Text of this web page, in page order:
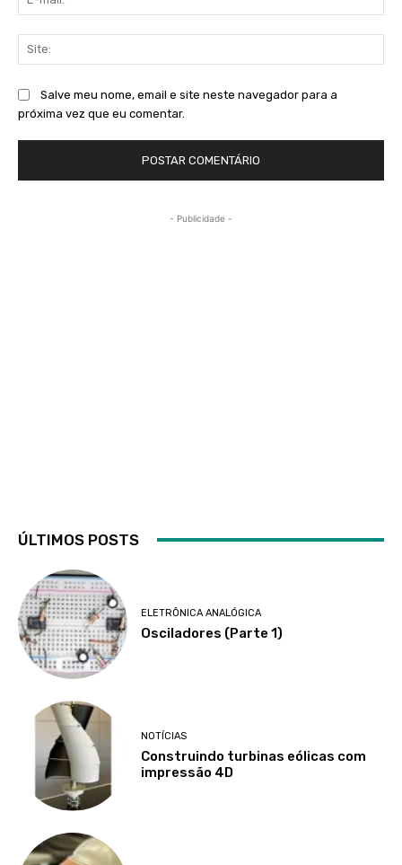
Salve meu nome, email e site neste navegador para a
próxima vez que eu comentar.
- Publicidade -
ÚLTIMOS POSTS
ELETRÔNICA ANALÓGICA
Osciladores (Parte 1)
NOTÍCIAS
Construindo turbinas eólicas com
impressão 4D